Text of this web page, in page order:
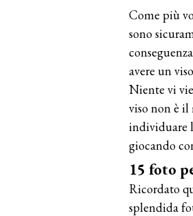
Come più
sono
avere un
Niente vi
viso non è il
individuare
giocando
15 foto
Ricordato
splendida